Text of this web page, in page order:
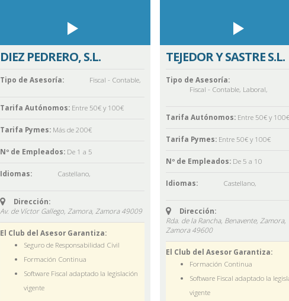
DIEZ PEDRERO, S.L.
Tipo de Asesoría: Fiscal - Contable,
Tarifa Autónomos: Entre 50€ y 100€
Tarifa Pymes: Más de 200€
Nº de Empleados: De 1 a 5
Idiomas: Castellano,
Dirección:
Av. de Víctor Gallego, Zamora, Zamora 49009
El Club del Asesor Garantiza:
Seguro de Responsabilidad Civil
Formación Continua
Software Fiscal adaptado la legislación
vigente
TEJEDOR Y SASTRE S.L.
Tipo de Asesoría:
Fiscal - Contable, Laboral,
Tarifa Autónomos: Entre 50€ y 100€
Tarifa Pymes: Entre 50€ y 100€
Nº de Empleados: De 5 a 10
Idiomas: Castellano,
Dirección:
Rda. de la Rancha, Benavente, Zamora,
Zamora 49600
El Club del Asesor Garantiza:
Formación Continua
Software Fiscal adaptado la
vigente